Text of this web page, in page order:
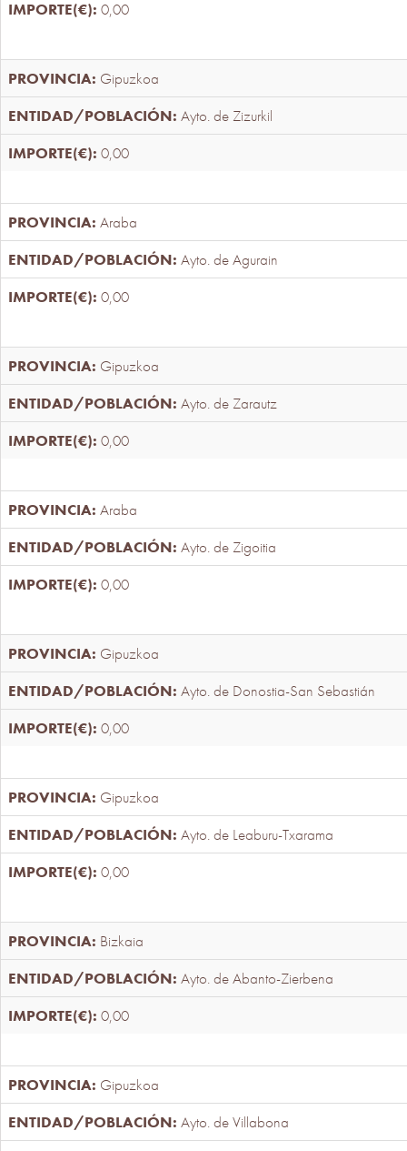
0,00
Gipuzkoa
Ayto. de Zizurkil
0,00
Araba
Ayto. de Agurain
0,00
Gipuzkoa
Ayto. de Zarautz
0,00
Araba
Ayto. de Zigoitia
0,00
Gipuzkoa
Ayto. de Donostia-San Sebastián
0,00
Gipuzkoa
Ayto. de Leaburu-Txarama
0,00
Bizkaia
Ayto. de Abanto-Zierbena
0,00
Gipuzkoa
Ayto. de Villabona